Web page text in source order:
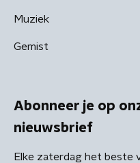
Muziek
Gemist
Abonneer je op
nieuwsbrief
Elke zaterdag het beste